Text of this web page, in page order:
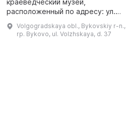
краеведческий музей,
расположенный по адресу: ул.
информацией о работе музея
можно обратиться по телефону:
Volgogradskaya obl., Bykovskiy r-n.,
rp. Bykovo, ul. Volzhskaya, d. 37